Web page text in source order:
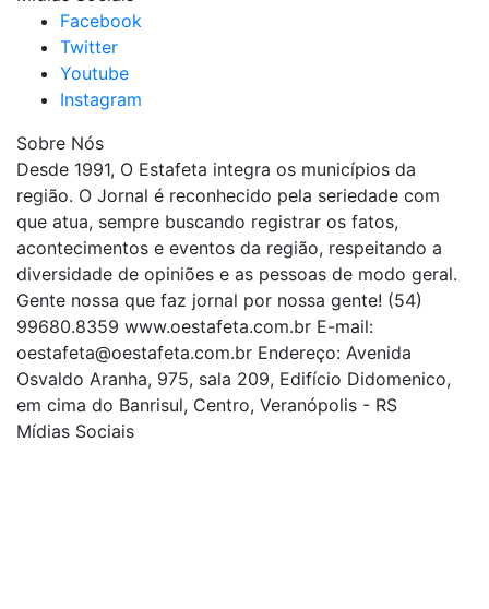
Facebook
Twitter
Youtube
Instagram
Sobre Nós
Desde 1991, O Estafeta integra os municípios da
região. O Jornal é reconhecido pela seriedade com
que atua, sempre buscando registrar os fatos,
acontecimentos e eventos da região, respeitando a
diversidade de opiniões e as pessoas de modo geral.
Gente nossa que faz jornal por nossa gente! (54)
99680.8359 www.oestafeta.com.br E-mail:
oestafeta@oestafeta.com.br Endereço: Avenida
Osvaldo Aranha, 975, sala 209, Edifício Didomenico,
em cima do Banrisul, Centro, Veranópolis - RS
Mídias Sociais